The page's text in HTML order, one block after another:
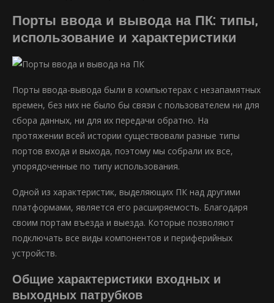
Порты ввода и вывода на ПК: типы,
использование и характеристики
Порты ввода-вывода были в компьютерах с незапамятных
времен, без них не было бы связи с пользователем ни для
сбора данных, ни для их передачи обратно. На
протяжении всей истории существовали разные типы
портов входа и выхода, поэтому мы собрали их все,
упорядоченные по типу использования.
Одной из характеристик, выделяющих ПК над другими
платформами, является его расширяемость. Благодаря
своим портам въезда и выезда. Которые позволяют
подключать все виды компонентов и периферийных
устройств.
Общие характеристики входных и
выходных патрубков